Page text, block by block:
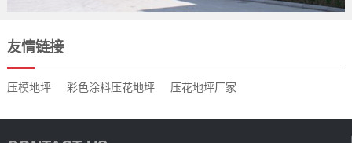
友情链接
压模地坪 彩色涂料压花地坪 压花地坪厂家